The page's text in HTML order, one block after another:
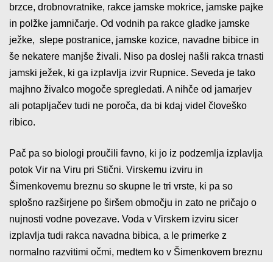
brzce, drobnovratnike, rakce jamske mokrice, jamske pajke
in polžke jamničarje. Od vodnih pa rakce gladke jamske
ježke, slepe postranice, jamske kozice, navadne bibice in
še nekatere manjše živali. Niso pa doslej našli rakca trnasti
jamski ježek, ki ga izplavlja izvir Rupnice. Seveda je tako
majhno živalco mogoče spregledati. A nihče od jamarjev
ali potapljačev tudi ne poroča, da bi kdaj videl človeško
ribico.
Pač pa so biologi proučili favno, ki jo iz podzemlja izplavlja
potok Vir na Viru pri Stični. Virskemu izviru in
Šimenkovemu breznu so skupne le tri vrste, ki pa so
splošno razširjene po širšem območju in zato ne pričajo o
nujnosti vodne povezave. Voda v Virskem izviru sicer
izplavlja tudi rakca navadna bibica, a le primerke z
normalno razvitimi očmi, medtem ko v Šimenkovem breznu